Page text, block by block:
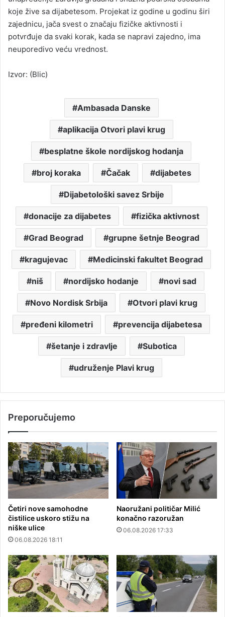
koje žive sa dijabetesom. Projekat iz godine u godinu širi
zajednicu, jača svest o značaju fizičke aktivnosti i
potvrđuje da svaki korak, kada se napravi zajedno, ima
neuporedivo veću vrednost.
Izvor: (Blic)
Ambasada Danske
aplikacija Otvori plavi krug
besplatne škole nordijskog hodanja
broj koraka Čačak dijabetes
Dijabetološki savez Srbije
donacije za dijabetes fizička aktivnost
Grad Beograd grupne šetnje Beograd
kragujevac Medicinski fakultet Beograd
niš nordijsko hodanje novi sad
Novo Nordisk Srbija Otvori plavi krug
pređeni kilometri prevencija dijabetesa
šetanje i zdravlje Subotica
udruženje Plavi krug
Preporučujemo
Četiri nove samohodne
čistilice uskoro stižu na
niške ulice
06.08.2026 18:11
Naoružani političar Milić
konačno razoružan
06.08.2026 17:33